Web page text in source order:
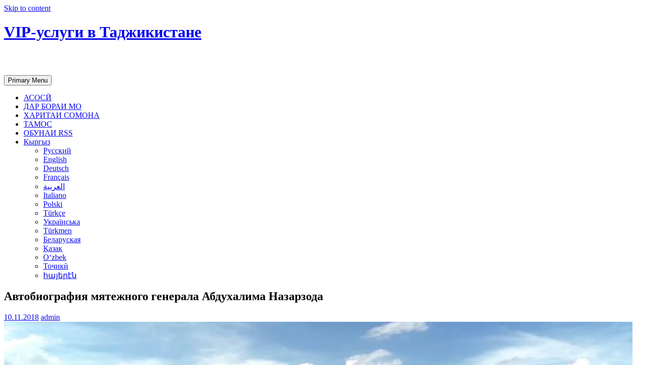
Skip to content
VIP-услуги в Таджикистане
Primary Menu
АСОСӢ
ДАР БОРАИ МО
ХАРИТАИ СОМОНА
ТАМОС
ОБУНАИ RSS
Кыргыз
Русский
English
Deutsch
Français
العربية
Italiano
Polski
Türkçe
Українська
Türkmen
Беларуская
Қазақ
Oʻzbek
Тоҷикӣ
հայերէն
Автобиография мятежного генерала Абдухалима Назарзода
10.11.2018 admin